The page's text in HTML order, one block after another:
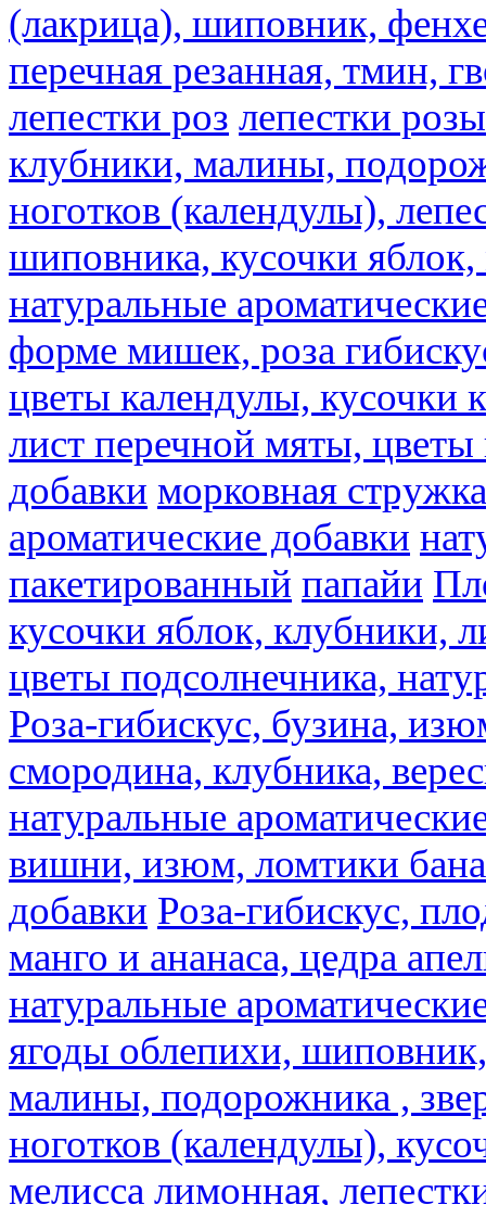
(лакрица), шиповник,
перечная резанная, тмин,
лепестки роз лепестки розы
клубники, малины,
ноготков (календулы),
шиповника, кусочки
натуральные
форме мишек, роза
цветы календулы, кусочки
лист перечной мяты,
добавки морковная стружка
ароматические добавки
пакетированный папайи
кусочки яблок, клубники,
цветы подсолнечника,
Роза-гибискус, бузина,
смородина, клубника,
натуральные
вишни, изюм, ломтики
добавки Роза-гибискус,
манго и ананаса, цедра
натуральные
ягоды облепихи,
малины, подорожника ,
ноготков (календулы),
мелисса лимонная,